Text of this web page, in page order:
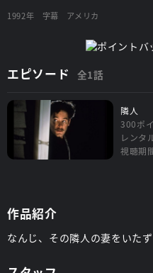
1992年 字幕 アメリカ
エピソード 全1話
隣人
300ポ
レンタ
視聴期
作品紹介
なんじ、その隣人の妻をいた